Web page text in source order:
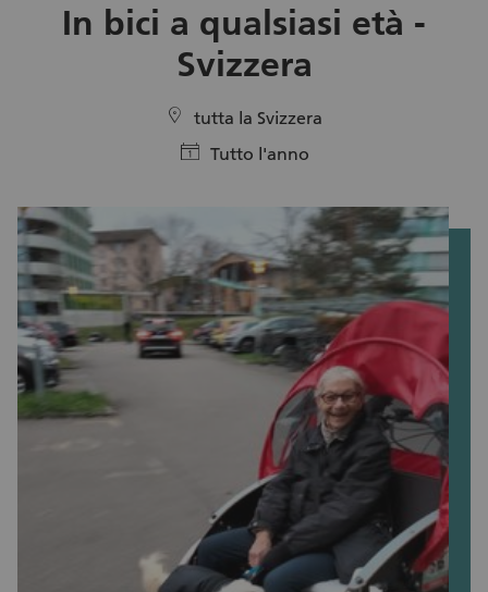
In bici a qualsiasi età -
Svizzera
location tutta la Svizzera
calendar Tutto l'anno